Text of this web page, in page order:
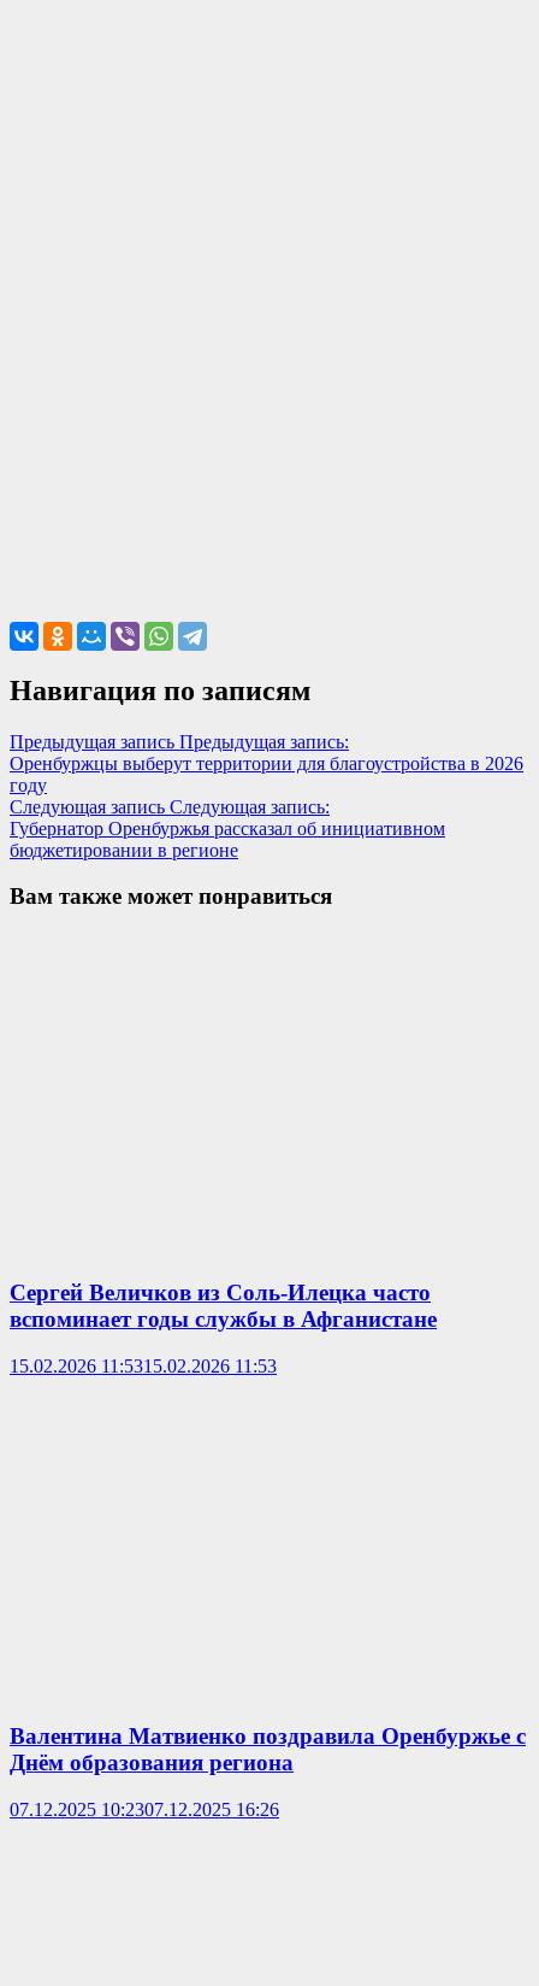
Навигация по записям
Предыдущая запись Предыдущая запись:
Оренбуржцы выберут территории для благоустройства в 2026
году
Следующая запись Следующая запись:
Губернатор Оренбуржья рассказал об инициативном
бюджетировании в регионе
Вам также может понравиться
Сергей Величков из Соль-Илецка часто
вспоминает годы службы в Афганистане
15.02.2026 11:5315.02.2026 11:53
Валентина Матвиенко поздравила Оренбуржье с
Днём образования региона
07.12.2025 10:2307.12.2025 16:26